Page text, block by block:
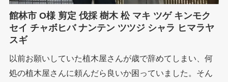
館林市 O様 剪定 伐採 樹木 松 マキ ツゲ キンモク
セイ チャボヒバ ナンテン ツツジ シャラ ヒマラヤ
スギ
以前お願いしていた植木屋さんが歳で辞めてしまい、何
処の植木屋さんに頼んだら良いか困っていました。そん